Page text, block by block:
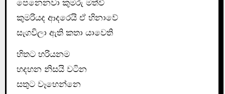
පෙනෙනවා කුමරු මත්වී
කුමරියද ආදරෙයි ඒ හිනාවේ
සැගවිලා ඇති කතා යාවෙති
හිතට හරියනම
හදහන නිසයි වටින
සතුට වෑහෙන්නෙ